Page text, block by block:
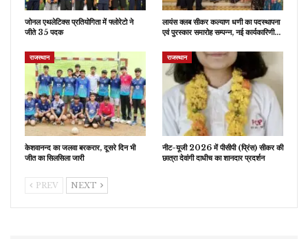
जोनल एथलेटिक्स प्रतियोगिता में फ्लोरेटो ने
जीते 35 पदक
लायंस क्लब सीकर कल्याण धणी का पदस्थापना
एवं पुरस्कार समारोह सम्पन्न, नई कार्यकारिणी…
राजस्थान
केशवानन्द का जलवा बरकरार, दूसरे दिन भी
जीत का सिलसिला जारी
राजस्थान
नीट-यूजी 2026 में पीसीपी (प्रिंस) सीकर की
छात्रा देवांगी दाधीच का शानदार प्रदर्शन
PREV NEXT